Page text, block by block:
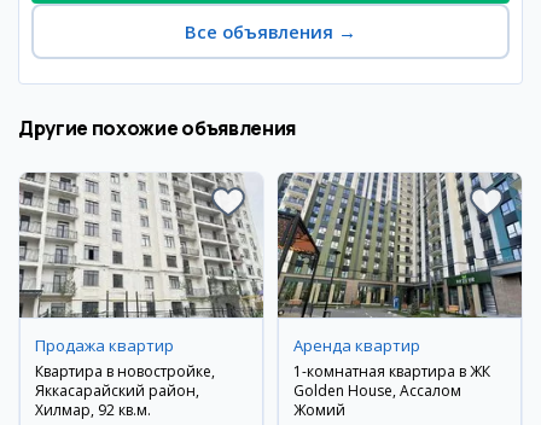
Все объявления →
Другие похожие объявления
Продажа квартир
Квартира в новостройке,
Яккасарайский район,
Хилмар, 92 кв.м.
Аренда квартир
1-комнатная квартира в ЖК
Golden House, Ассалом
Жомий